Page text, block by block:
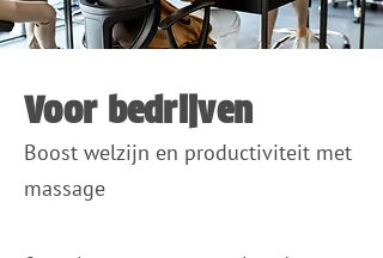
Voor bedrijven
Boost welzijn en productiviteit met
massage